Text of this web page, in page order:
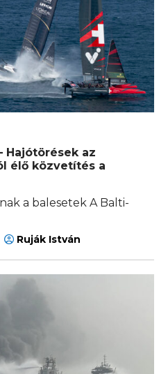
Hajótörések az
élő közvetítés a
a balesetek A Balti-
Ruják István